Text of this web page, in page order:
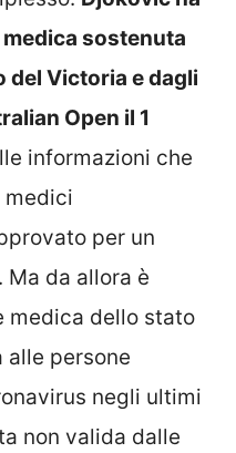
sostenuta
del Victoria e dagli
Open il 1
informazioni che
medici
per un
da allora è
medica dello stato
persone
negli ultimi
non valida dalle